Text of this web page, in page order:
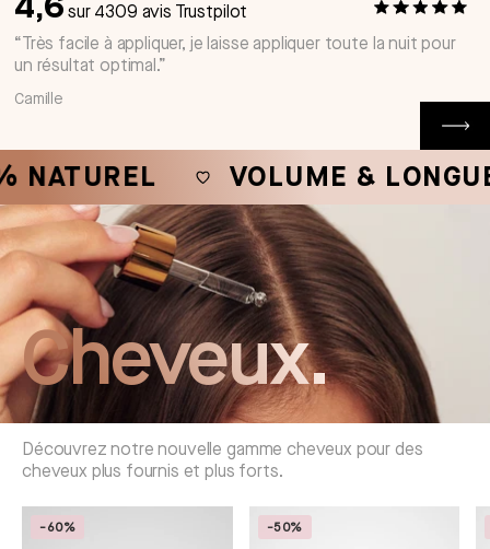
sur 4309 avis Trustpilot
“Très facile à appliquer, je laisse appliquer toute la nuit pour
un résultat optimal.”
Camille
VOLUME & LONGUEUR
Découvrez notre nouvelle gamme cheveux pour des
cheveux plus fournis et plus forts.
-60% -50%
Cheveux.